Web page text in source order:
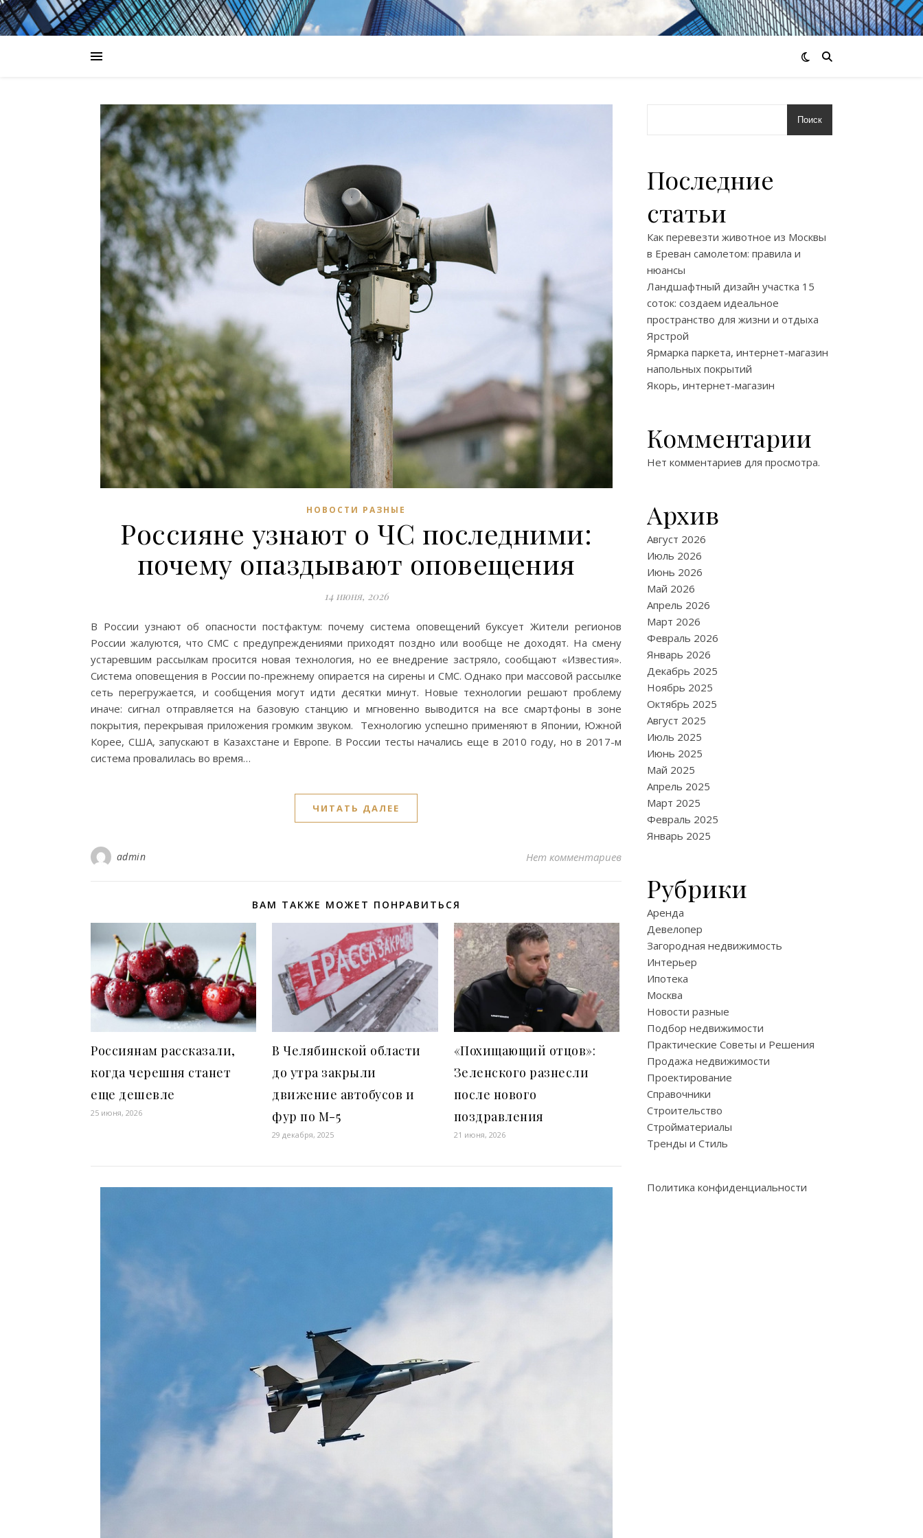
НОВОСТИ РАЗНЫЕ
Россияне узнают о ЧС последними:
почему опаздывают оповещения
14 июня, 2026
В России узнают об опасности постфактум: почему система оповещений буксует Жители регионов
России жалуются, что СМС с предупреждениями приходят поздно или вообще не доходят. На смену
устаревшим рассылкам просится новая технология, но ее внедрение застряло, сообщают «Известия».
Система оповещения в России по-прежнему опирается на сирены и СМС. Однако при массовой рассылке
сеть перегружается, и сообщения могут идти десятки минут. Новые технологии решают проблему
иначе: сигнал отправляется на базовую станцию и мгновенно выводится на все смартфоны в зоне
покрытия, перекрывая приложения громким звуком. Технологию успешно применяют в Японии, Южной
Корее, США, запускают в Казахстане и Европе. В России тесты начались еще в 2010 году, но в 2017-м
система провалилась во время…
ЧИТАТЬ ДАЛЕЕ
admin Нет комментариев
ВАМ ТАКЖЕ МОЖЕТ ПОНРАВИТЬСЯ
Россиянам рассказали,
когда черешня станет
еще дешевле
25 июня, 2026
В Челябинской области
до утра закрыли
движение автобусов и
фур по М-5
29 декабря, 2025
«Похищающий отцов»:
Зеленского разнесли
после нового
поздравления
21 июня, 2026
Поиск
Последние
статьи
Как перевезти животное из Москвы
в Ереван самолетом: правила и
нюансы
Ландшафтный дизайн участка 15
соток: создаем идеальное
пространство для жизни и отдыха
Ярстрой
Ярмарка паркета, интернет-магазин
напольных покрытий
Якорь, интернет-магазин
Комментарии
Нет комментариев для просмотра.
Архив
Август 2026
Июль 2026
Июнь 2026
Май 2026
Апрель 2026
Март 2026
Февраль 2026
Январь 2026
Декабрь 2025
Ноябрь 2025
Октябрь 2025
Август 2025
Июль 2025
Июнь 2025
Май 2025
Апрель 2025
Март 2025
Февраль 2025
Январь 2025
Рубрики
Аренда
Девелопер
Загородная недвижимость
Интерьер
Ипотека
Москва
Новости разные
Подбор недвижимости
Практические Советы и Решения
Продажа недвижимости
Проектирование
Справочники
Строительство
Стройматериалы
Тренды и Стиль
Политика конфиденциальности